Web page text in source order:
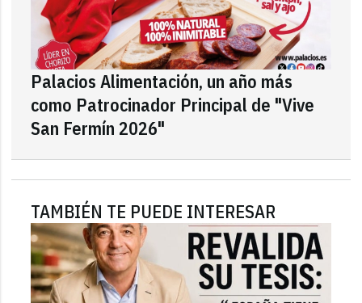
Palacios Alimentación, un año más
como Patrocinador Principal de "Vive
San Fermín 2026"
TAMBIÉN TE PUEDE INTERESAR